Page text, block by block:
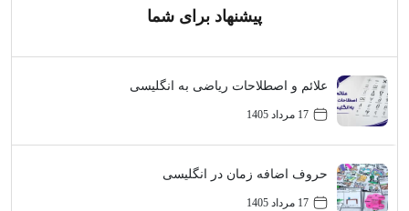
پیشنهاد برای شما
علائم و اصطلاحات ریاضی به انگلیسی
17 مرداد 1405
حروف اضافه زمان در انگلیسی
17 مرداد 1405